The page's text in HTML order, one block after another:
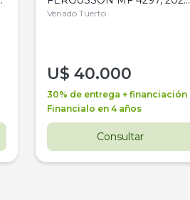
4WD, PATON
Venado Tuerto
U$ 40.000
30% de entrega + financiación
Financialo en 4 años
Consultar